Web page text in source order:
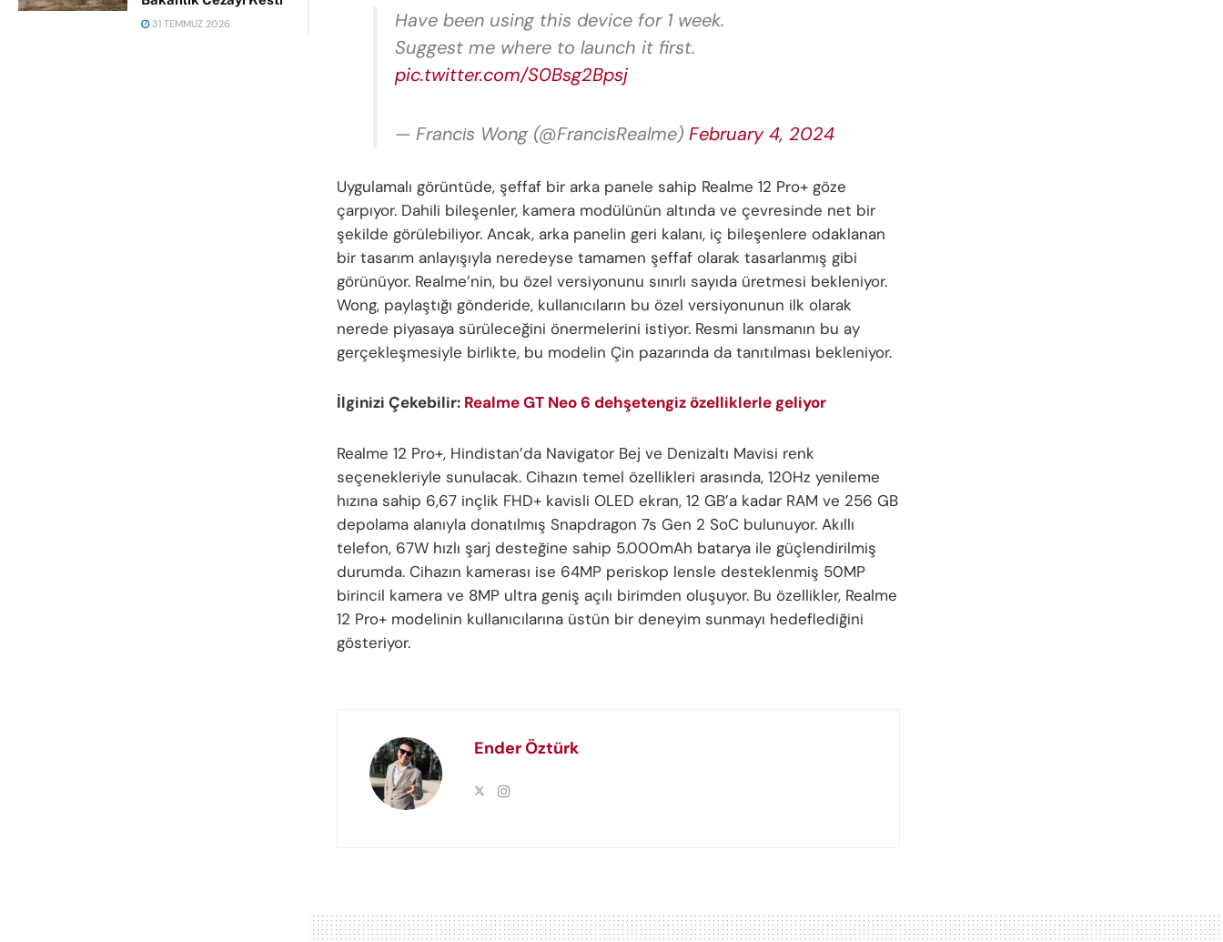
31 TEMMUZ 2026
Have been using this device for 1 week.
Suggest me where to launch it first.
pic.twitter.com/S0Bsg2Bpsj
— Francis Wong (@FrancisRealme) February 4, 2024
Uygulamalı görüntüde, şeffaf bir arka panele sahip Realme 12 Pro+ göze
çarpıyor. Dahili bileşenler, kamera modülünün altında ve çevresinde net bir
şekilde görülebiliyor. Ancak, arka panelin geri kalanı, iç bileşenlere odaklanan
bir tasarım anlayışıyla neredeyse tamamen şeffaf olarak tasarlanmış gibi
görünüyor. Realme’nin, bu özel versiyonunu sınırlı sayıda üretmesi bekleniyor.
Wong, paylaştığı gönderide, kullanıcıların bu özel versiyonunun ilk olarak
nerede piyasaya sürüleceğini önermelerini istiyor. Resmi lansmanın bu ay
gerçekleşmesiyle birlikte, bu modelin Çin pazarında da tanıtılması bekleniyor.
İlginizi Çekebilir: Realme GT Neo 6 dehşetengiz özelliklerle geliyor
Realme 12 Pro+, Hindistan’da Navigator Bej ve Denizaltı Mavisi renk
seçenekleriyle sunulacak. Cihazın temel özellikleri arasında, 120Hz yenileme
hızına sahip 6,67 inçlik FHD+ kavisli OLED ekran, 12 GB’a kadar RAM ve 256 GB
depolama alanıyla donatılmış Snapdragon 7s Gen 2 SoC bulunuyor. Akıllı
telefon, 67W hızlı şarj desteğine sahip 5.000mAh batarya ile güçlendirilmiş
durumda. Cihazın kamerası ise 64MP periskop lensle desteklenmiş 50MP
birincil kamera ve 8MP ultra geniş açılı birimden oluşuyor. Bu özellikler, Realme
12 Pro+ modelinin kullanıcılarına üstün bir deneyim sunmayı hedeflediğini
gösteriyor.
Ender Öztürk